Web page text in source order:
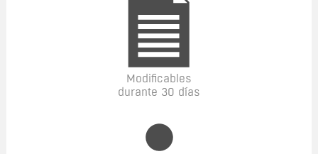
Modificables
durante 30 días